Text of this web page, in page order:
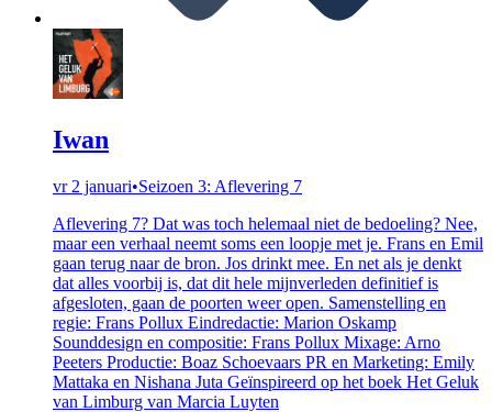
Iwan
vr 2 januari•Seizoen 3: Aflevering 7
Aflevering 7? Dat was toch helemaal niet de bedoeling? Nee,
maar een verhaal neemt soms een loopje met je. Frans en Emil
gaan terug naar de bron. Jos drinkt mee. En net als je denkt
dat alles voorbij is, dat dit hele mijnverleden definitief is
afgesloten, gaan de poorten weer open. Samenstelling en
regie: Frans Pollux Eindredactie: Marion Oskamp
Sounddesign en compositie: Frans Pollux Mixage: Arno
Peeters Productie: Boaz Schoevaars PR en Marketing: Emily
Mattaka en Nishana Juta Geïnspireerd op het boek Het Geluk
van Limburg van Marcia Luyten